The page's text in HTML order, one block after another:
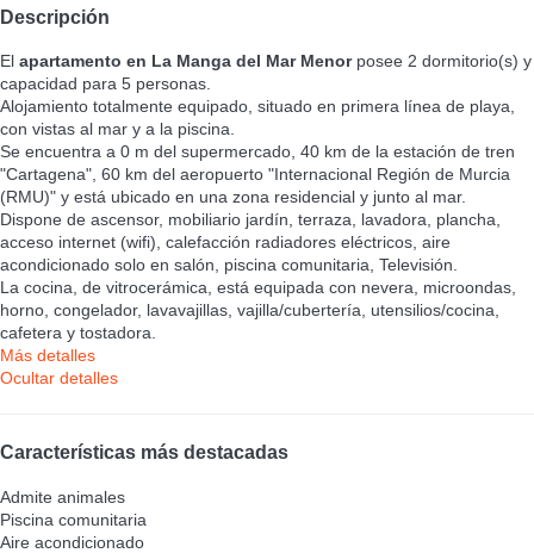
Descripción
El apartamento en La Manga del Mar Menorposee 2 dormitorio(s) y
capacidad para 5 personas.
Alojamiento totalmente equipado, situado en primera línea de playa,
con vistas al mar y a la piscina.
Se encuentra a 0 m del supermercado, 40 km de la estación de tren
"Cartagena", 60 km del aeropuerto "Internacional Región de Murcia
(RMU)" y está ubicado en una zona residencial y junto al mar.
Dispone de ascensor, mobiliario jardín, terraza, lavadora, plancha,
acceso internet (wifi), calefacción radiadores eléctricos, aire
acondicionado solo en salón, piscina comunitaria, Televisión.
La cocina, de vitrocerámica, está equipada con nevera, microondas,
horno, congelador, lavavajillas, vajilla/cubertería, utensilios/cocina,
cafetera y tostadora.
Más detalles
Ocultar detalles
Características más destacadas
Admite animales
Piscina comunitaria
Aire acondicionado